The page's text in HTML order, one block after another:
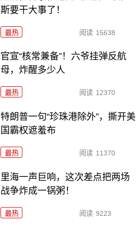
斯要干大事了！
最热 阅读 15638
官宣“核常兼备”！六爷挂弹反航
母，炸醒多少人
最热 阅读 12370
特朗普一句“珍珠港除外”，撕开美
国霸权遮羞布
最热 阅读 11370
里海一声巨响，这次差点把两场
战争炸成一锅粥！
最热 阅读 9223